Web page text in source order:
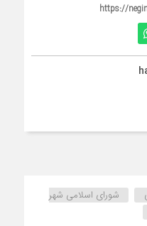
https://
شورای اسلامی شهر